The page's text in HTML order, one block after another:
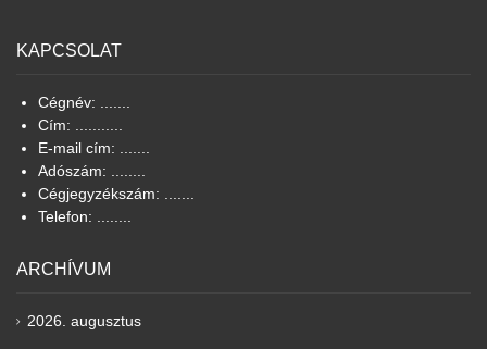
KAPCSOLAT
Cégnév: .......
Cím: ...........
E-mail cím: .......
Adószám: ........
Cégjegyzékszám: .......
Telefon: ........
ARCHÍVUM
2026. augusztus